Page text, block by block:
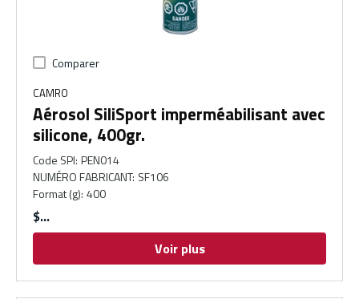
Comparer
CAMRO
Aérosol SiliSport imperméabilisant avec
silicone, 400gr.
Code SPI: PEN014
NUMÉRO FABRICANT: SF106
Format (g): 400
$
Voir plus